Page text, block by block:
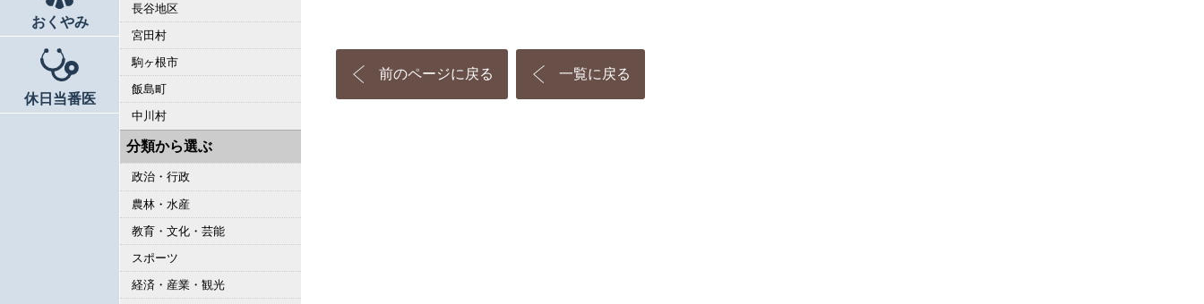
おくやみ
休日当番医
長谷地区
宮田村
駒ヶ根市
飯島町
中川村
分類から選ぶ
政治・行政
農林・水産
教育・文化・芸能
スポーツ
経済・産業・観光
前のページに戻る 一覧に戻る